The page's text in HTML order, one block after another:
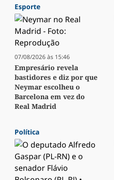
Esporte
07/08/2026 às 15:46
Empresário revela
bastidores e diz por que
Neymar escolheu o
Barcelona em vez do
Real Madrid
Política